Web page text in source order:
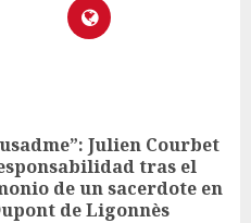
Julien Courbet
tras el
de un sacerdote en
de Ligonnès